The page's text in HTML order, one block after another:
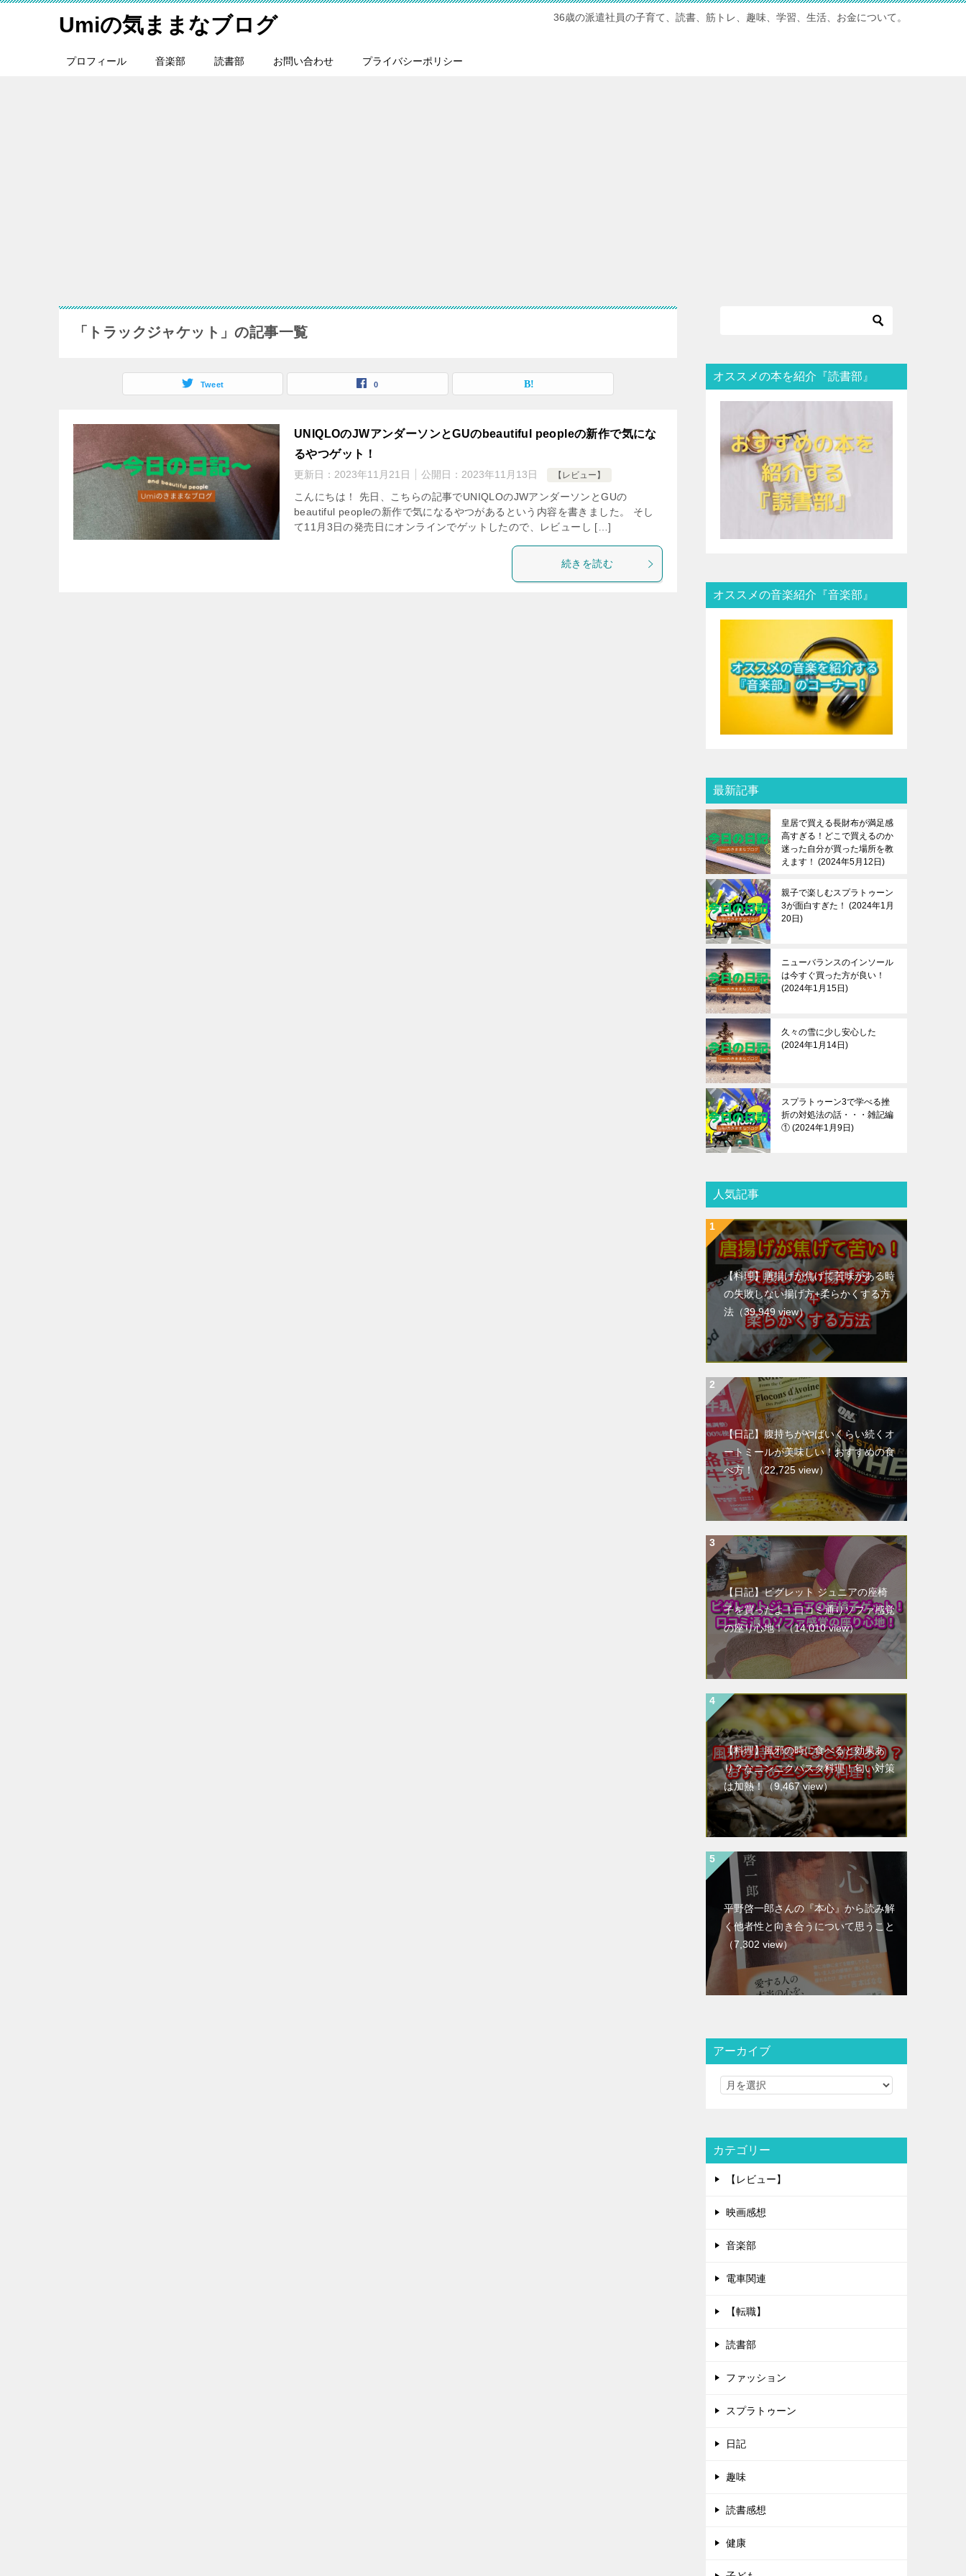
Umiの気ままなブログ 36歳の派遣社員の子育て、読書、筋トレ、趣味、学習、生活、お金について。
プロフィール 音楽部 読書部 お問い合わせ プライバシーポリシー
「トラックジャケット」の記事一覧
Tweet 0
UNIQLOのJWアンダーソンとGUのbeautiful peopleの新作で気にな
るやつゲット！
更新日： 2023年11月21日 公開日： 2023年11月13日 【レビュー】
こんにちは！ 先日、こちらの記事でUNIQLOのJWアンダーソンとGUの
beautiful peopleの新作で気になるやつがあるという内容を書きました。 そし
て11月3日の発売日にオンラインでゲットしたので、レビューし […]
続きを読む
オススメの本を紹介『読書部』
オススメの音楽紹介『音楽部』
最新記事
皇居で買える長財布が満足感
高すぎる！どこで買えるのか
迷った自分が買った場所を教
えます！
2024年5月12日
親子で楽しむスプラトゥーン
3が面白すぎた！
2024年1月
20日
ニューバランスのインソール
は今すぐ買った方が良い！
2024年1月15日
久々の雪に少し安心した
2024年1月14日
スプラトゥーン3で学べる挫
折の対処法の話・・・雑記編
① 2024年1月9日
人気記事
【料理】唐揚げが焦げて苦味がある時
の失敗しない揚げ方+柔らかくする方
法 （39,949 view）
【日記】腹持ちがやばいくらい続くオ
ートミールが美味しい！おすすめの食
べ方！ （22,725 view）
【日記】ピグレット ジュニアの座椅
子を買ったよ！口コミ通りソファ感覚
の座り心地！（14,010 view）
【料理】風邪の時に食べると効果あ
り？なニンニクパスタ料理！匂い対策
は加熱！ （9,467 view）
平野啓一郎さんの『本心』から読み解
く他者性と向き合うについて思うこと
（7,302 view）
アーカイブ
カテゴリー
【レビュー】
映画感想
音楽部
電車関連
【転職】
読書部
ファッション
スプラトゥーン
日記
趣味
読書感想
健康